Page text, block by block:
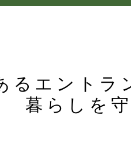
るエントラ
暮らしを